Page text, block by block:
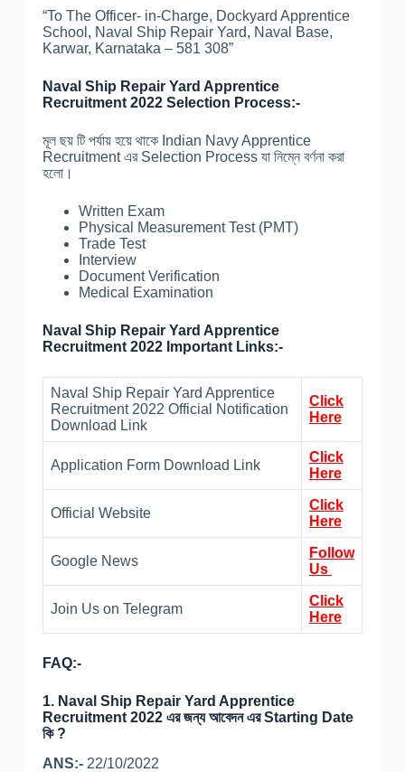
“To The Officer- in-Charge, Dockyard Apprentice
School, Naval Ship Repair Yard, Naval Base,
Karwar, Karnataka – 581 308”
Naval Ship Repair Yard Apprentice
Recruitment 2022 Selection Process:-
মূল ছয় টি পর্যায় হয়ে থাকে Indian Navy Apprentice
Recruitment এর Selection Process যা নিম্নে বর্ণনা করা
হলো।
Written Exam
Physical Measurement Test (PMT)
Trade Test
Interview
Document Verification
Medical Examination
Naval Ship Repair Yard Apprentice
Recruitment 2022 Important Links:-
Naval Ship Repair Yard Apprentice
Recruitment 2022 Official Notification
Download Link
Click
Here
Application Form Download Link
Click
Here
Official Website
Click
Here
Google News
Follow
Us
Join Us on Telegram
Click
Here
FAQ:-
1. Naval Ship Repair Yard Apprentice
Recruitment 2022 এর জন্য আবেদন এর Starting Date
কি ?
ANS:-22/10/2022